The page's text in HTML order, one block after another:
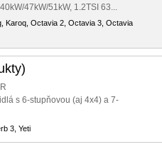
47kW/51kW, 1.2TSI 63...
Karoq, Octavia 2, Octavia 3, Octavia
s 6-stupňovou (aj 4x4) a 7-
3, Yeti